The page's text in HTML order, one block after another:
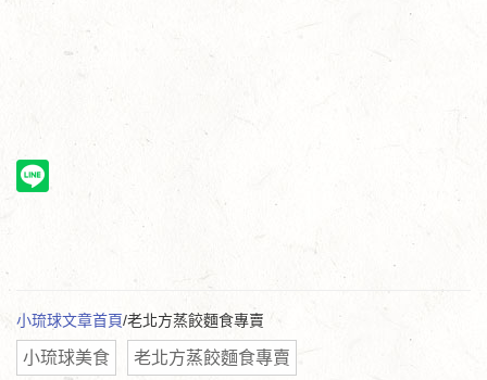
小琉球文章首頁/老北方蒸餃麵食專賣
小琉球美食 老北方蒸餃麵食專賣